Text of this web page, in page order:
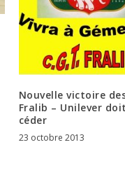
Nouvelle victoire
Fralib – Unilever
céder
23 octobre 2013